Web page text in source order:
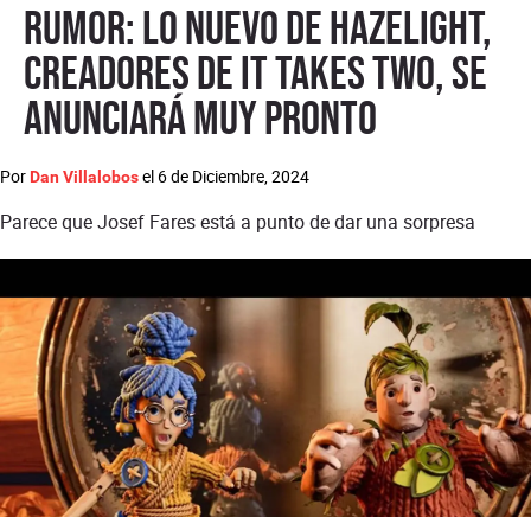
Rumor: lo nuevo de Hazelight,
creadores de It Takes Two, se
anunciará muy pronto
Por Dan Villalobosel 6 de Diciembre, 2024
Parece que Josef Fares está a punto de dar una sorpresa